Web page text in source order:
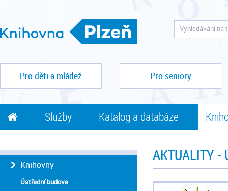
Pro děti a mládež Pro seniory
Služby Katalog a databáze
AKTUALITY -
Knihovny
Ústřední budova